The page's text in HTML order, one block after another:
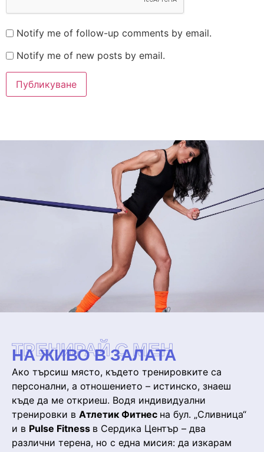
Notify me of follow-up comments by email.
Notify me of new posts by email.
ТРЕНИРАЙ С МЕН
НА ЖИВО В ЗАЛАТА
Ако търсиш място, където тренировките са
персонални, а отношението – истинско, знаеш
къде да ме откриеш. Водя индивидуални
тренировки в Атлетик Фитнес на бул. „Сливница“
и в Pulse Fitness в Сердика Център – два
различни терена, но с една мисия: да изкарам